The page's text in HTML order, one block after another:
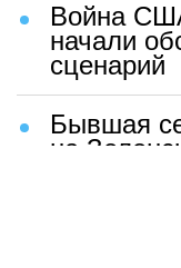
Война
начали
сценарий
Бывшая
на